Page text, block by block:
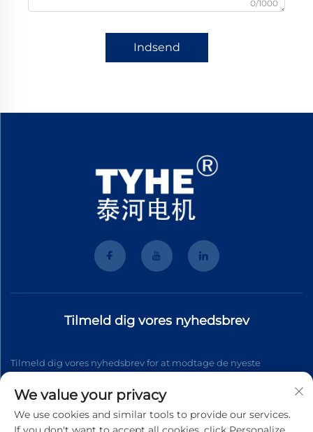
0/1000
Indsend
Tilmeld dig vores nyhedsbrev
Tilmeld dig vores nyhedsbrev for at modtage de nyeste
We value your privacy
We use cookies and similar tools to provide our services.